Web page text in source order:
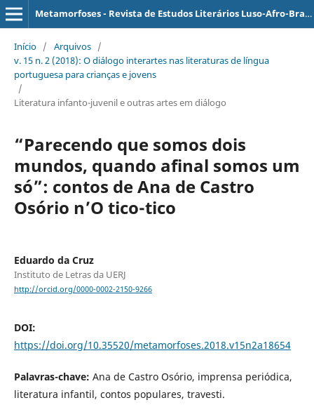
Metamorfoses - Revista de Estudos Literários Luso-Afro-Brasileiros
Início / Arquivos /
v. 15 n. 2 (2018): O diálogo interartes nas literaturas de língua
portuguesa para crianças e jovens
/
Literatura infanto-juvenil e outras artes em diálogo
“Parecendo que somos dois
mundos, quando afinal somos um
só”: contos de Ana de Castro
Osório n’O tico-tico
Eduardo da Cruz
Instituto de Letras da UERJ
http://orcid.org/0000-0002-2150-9266
DOI:
https://doi.org/10.35520/metamorfoses.2018.v15n2a18654
Palavras-chave: Ana de Castro Osório, imprensa periódica,
literatura infantil, contos populares, travesti.